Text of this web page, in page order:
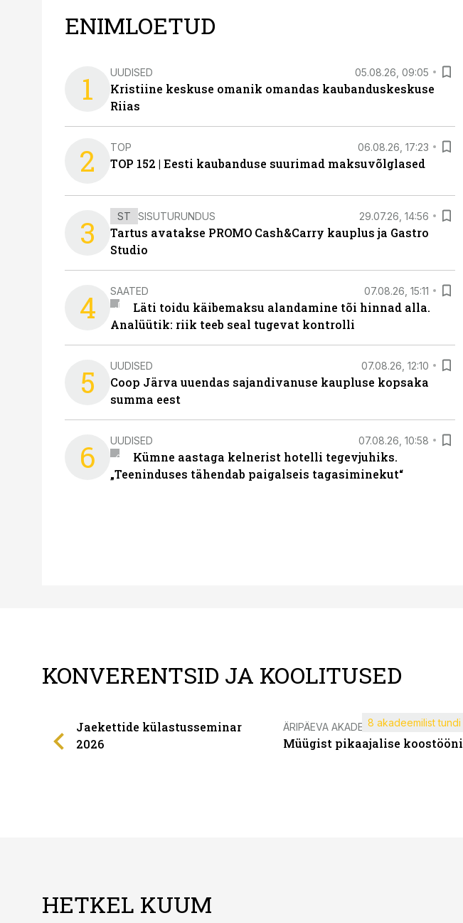
ENIMLOETUD
1 UUDISED 05.08.26, 09:05
Kristiine keskuse omanik omandas kaubanduskeskuse
Riias
2 TOP 06.08.26, 17:23
TOP 152 | Eesti kaubanduse suurimad maksuvõlglased
3 ST SISUTURUNDUS 29.07.26, 14:56
Tartus avatakse PROMO Cash&Carry kauplus ja Gastro
Studio
4 SAATED 07.08.26, 15:11
Läti toidu käibemaksu alandamine tõi hinnad alla.
Analüütik: riik teeb seal tugevat kontrolli
5 UUDISED 07.08.26, 12:10
Coop Järva uuendas sajandivanuse kaupluse kopsaka
summa eest
6 UUDISED 07.08.26, 10:58
Kümne aastaga kelnerist hotelli tegevjuhiks.
„Teeninduses tähendab paigalseis tagasiminekut“
KONVERENTSID JA KOOLITUSED
Jaekettide külastusseminar
2026
ÄRIPÄEVA AKADEEMIA
Müügist pikaajalise koostööni
8 akadeemilist tundi
HETKEL KUUM